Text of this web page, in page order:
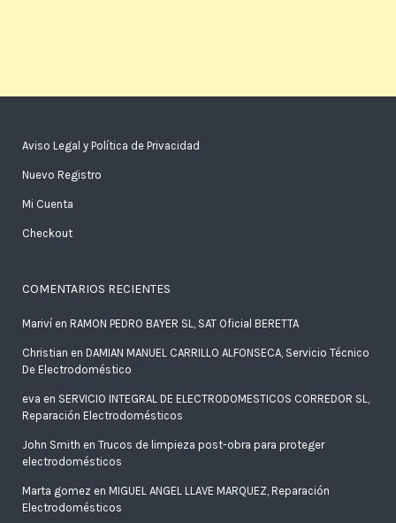
Aviso Legal y Política de Privacidad
Nuevo Registro
Mi Cuenta
Checkout
COMENTARIOS RECIENTES
Mariví en RAMON PEDRO BAYER SL, SAT Oficial BERETTA
Christian en DAMIAN MANUEL CARRILLO ALFONSECA, Servicio Técnico
De Electrodoméstico
eva en SERVICIO INTEGRAL DE ELECTRODOMESTICOS CORREDOR SL,
Reparación Electrodomésticos
John Smith en Trucos de limpieza post-obra para proteger
electrodomésticos
Marta gomez en MIGUEL ANGEL LLAVE MARQUEZ, Reparación
Electrodomésticos